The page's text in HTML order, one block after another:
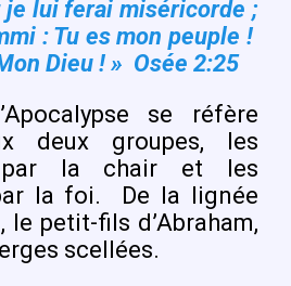
je lui ferai miséricorde ;
: Tu es mon peuple !
Dieu ! » Osée 2:25
se réfère
deux groupes, les
par la chair et les
la foi.
De la lignée
le petit-fils d’Abraham,
scellées.